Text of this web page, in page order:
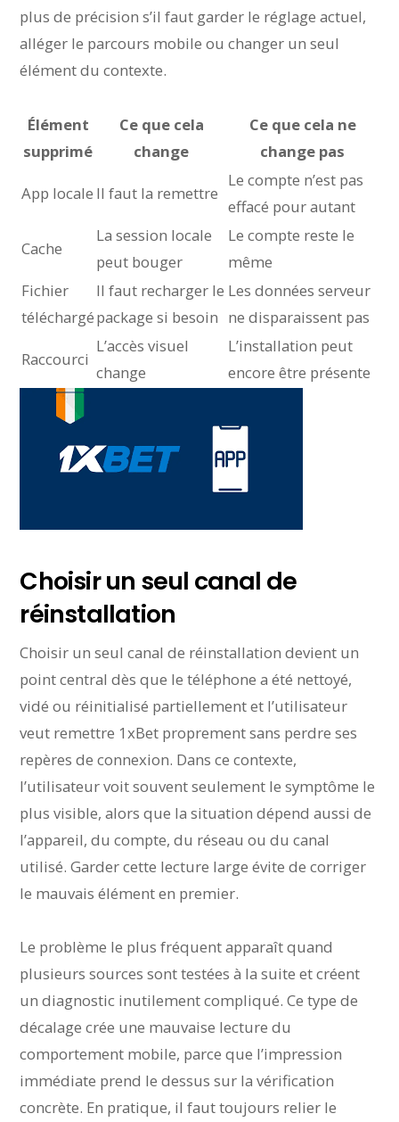
plus de précision s’il faut garder le réglage actuel,
alléger le parcours mobile ou changer un seul
élément du contexte.
Élément
supprimé
Ce que cela
change
Ce que cela ne
change pas
App locale Il faut la remettre
Le compte n’est pas
effacé pour autant
Cache
La session locale
peut bouger
Le compte reste le
même
Fichier
téléchargé
Il faut recharger le
package si besoin
Les données serveur
ne disparaissent pas
Raccourci
L’accès visuel
change
L’installation peut
encore être présente
Choisir un seul canal de
réinstallation
Choisir un seul canal de réinstallation devient un
point central dès que le téléphone a été nettoyé,
vidé ou réinitialisé partiellement et l’utilisateur
veut remettre 1xBet proprement sans perdre ses
repères de connexion. Dans ce contexte,
l’utilisateur voit souvent seulement le symptôme le
plus visible, alors que la situation dépend aussi de
l’appareil, du compte, du réseau ou du canal
utilisé. Garder cette lecture large évite de corriger
le mauvais élément en premier.
Le problème le plus fréquent apparaît quand
plusieurs sources sont testées à la suite et créent
un diagnostic inutilement compliqué. Ce type de
décalage crée une mauvaise lecture du
comportement mobile, parce que l’impression
immédiate prend le dessus sur la vérification
concrète. En pratique, il faut toujours relier le